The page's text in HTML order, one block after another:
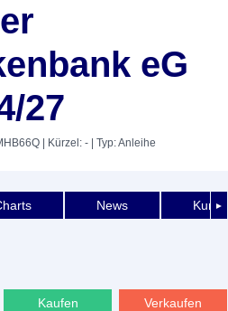
eG
27
| Kürzel: - | Typ: Anleihe
►
News
Verkaufen
Kaufen